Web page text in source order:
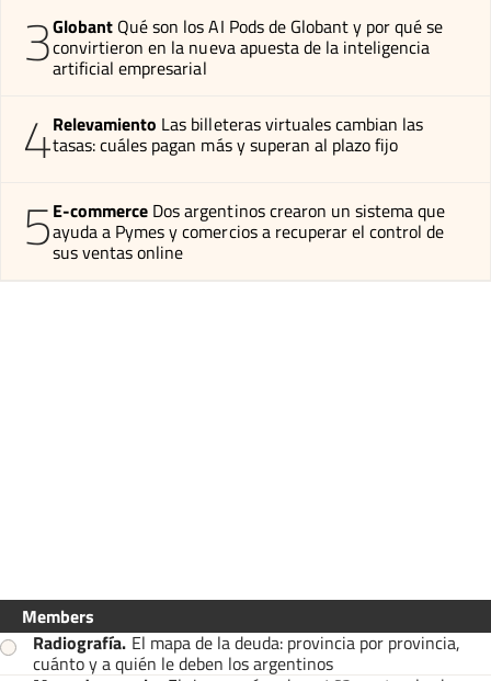
3Globant Qué son los AI Pods de Globant y por qué se
convirtieron en la nueva apuesta de la inteligencia
artificial empresarial
4Relevamiento Las billeteras virtuales cambian las
tasas: cuáles pagan más y superan al plazo fijo
5E-commerce Dos argentinos crearon un sistema que
ayuda a Pymes y comercios a recuperar el control de
sus ventas online
Members
Radiografía. El mapa de la deuda: provincia por provincia,
cuánto y a quién le deben los argentinos